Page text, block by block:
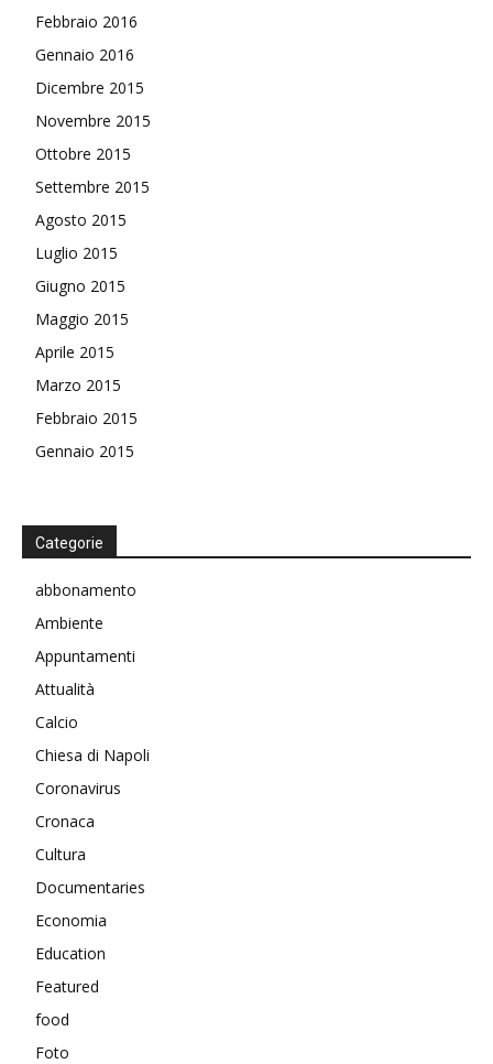
Febbraio 2016
Gennaio 2016
Dicembre 2015
Novembre 2015
Ottobre 2015
Settembre 2015
Agosto 2015
Luglio 2015
Giugno 2015
Maggio 2015
Aprile 2015
Marzo 2015
Febbraio 2015
Gennaio 2015
Categorie
abbonamento
Ambiente
Appuntamenti
Attualità
Calcio
Chiesa di Napoli
Coronavirus
Cronaca
Cultura
Documentaries
Economia
Education
Featured
food
Foto